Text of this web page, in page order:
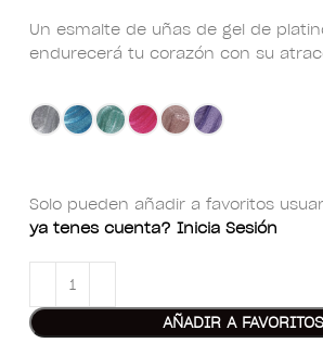
Un esmalte de uñas de gel de
endurecerá tu corazón con su
Solo pueden añadir a favoritos
ya tenes cuenta? Inicia Sesión
AÑADIR A FAVORITOS